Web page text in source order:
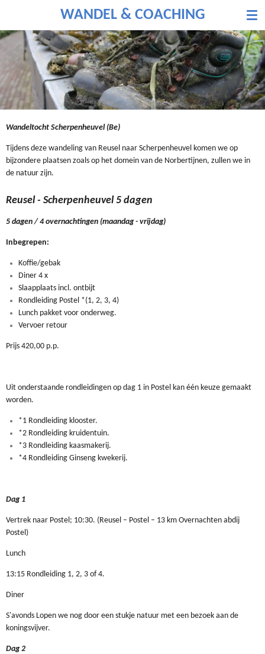
naar
hoofdinhoud
WANDEL & COACHING
Wandeltocht Scherpenheuvel (Be)
Tijdens deze wandeling van Reusel naar Scherpenheuvel komen we op
bijzondere plaatsen zoals op het domein van de Norbertijnen, zullen we in
de natuur zijn.
Reusel - Scherpenheuvel 5 dagen
5 dagen / 4 overnachtingen (maandag - vrijdag)
Inbegrepen:
Koffie/gebak
Diner 4 x
Slaapplaats incl. ontbijt
Rondleiding Postel *(1, 2, 3, 4)
Lunch pakket voor onderweg.
Vervoer retour
Prijs 420,00 p.p.
Uit onderstaande rondleidingen op dag 1 in Postel kan één keuze gemaakt
worden.
*1 Rondleiding klooster.
*2 Rondleiding kruidentuin.
*3 Rondleiding kaasmakerij.
*4 Rondleiding Ginseng kwekerij.
Dag 1
Vertrek naar Postel; 10:30. (Reusel – Postel – 13 km Overnachten abdij
Postel)
Lunch
13:15 Rondleiding 1, 2, 3 of 4.
Diner
S'avonds Lopen we nog door een stukje natuur met een bezoek aan de
koningsvijver.
Dag 2